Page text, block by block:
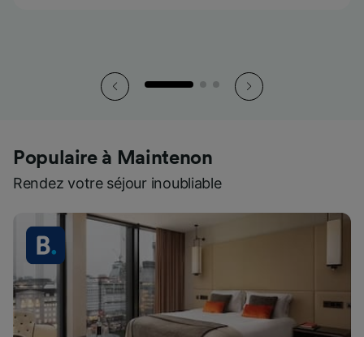
Populaire à Maintenon
Rendez votre séjour inoubliable